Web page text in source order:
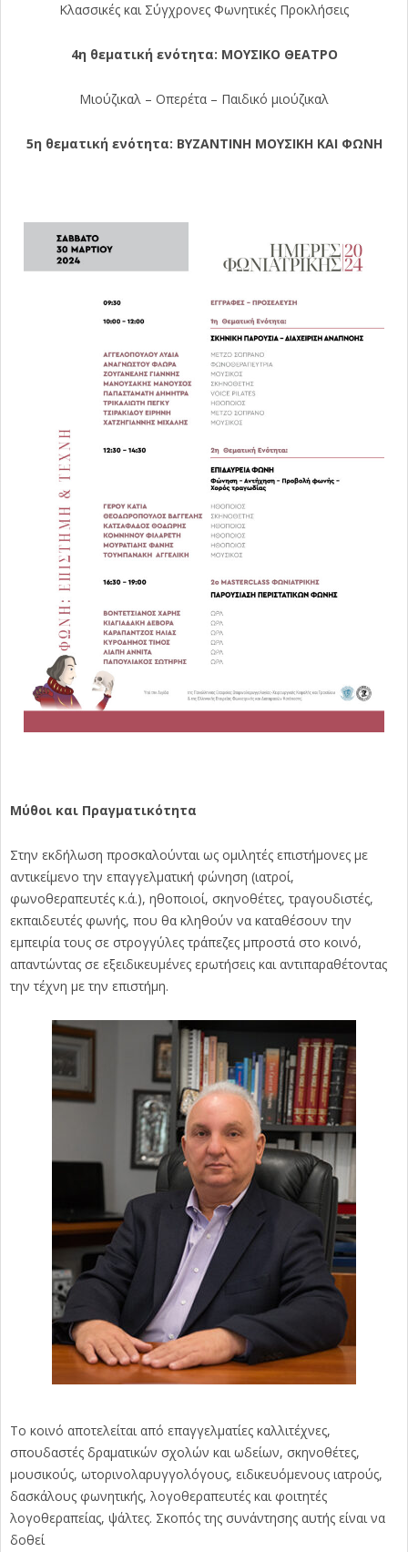
Κλασσικές και Σύγχρονες Φωνητικές Προκλήσεις
4η θεματική ενότητα: ΜΟΥΣΙΚΟ ΘΕΑΤΡΟ
Μιούζικαλ – Οπερέτα – Παιδικό μιούζικαλ
5η θεματική ενότητα: ΒΥΖΑΝΤΙΝΗ ΜΟΥΣΙΚΗ ΚΑΙ ΦΩΝΗ
Μύθοι και Πραγματικότητα
Στην εκδήλωση προσκαλούνται ως ομιλητές επιστήμονες με
αντικείμενο την επαγγελματική φώνηση (ιατροί,
φωνοθεραπευτές κ.ά.), ηθοποιοί, σκηνοθέτες, τραγουδιστές,
εκπαιδευτές φωνής, που θα κληθούν να καταθέσουν την
εμπειρία τους σε στρογγύλες τράπεζες μπροστά στο κοινό,
απαντώντας σε εξειδικευμένες ερωτήσεις και αντιπαραθέτοντας
την τέχνη με την επιστήμη.
Το κοινό αποτελείται από επαγγελματίες καλλιτέχνες,
σπουδαστές δραματικών σχολών και ωδείων, σκηνοθέτες,
μουσικούς, ωτορινολαρυγγολόγους, ειδικευόμενους ιατρούς,
δασκάλους φωνητικής, λογοθεραπευτές και φοιτητές
λογοθεραπείας, ψάλτες. Σκοπός της συνάντησης αυτής είναι να
δοθεί